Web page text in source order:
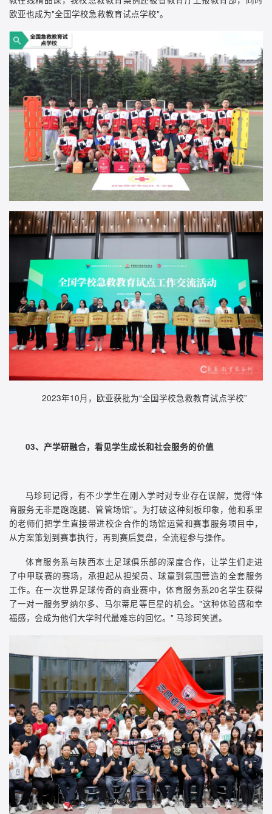
欧亚也成为"全国学校急救教育试点学校"。
2023年10月，欧亚获批为“全国学校急救教育试点学校”
03、产学研融合，看见学生成长和社会服务的价值
马珍珂记得，有不少学生在刚入学时对专业存在误解，觉得“体
育服务无非是跑跑腿、管管场馆”。为打破这种刻板印象，他和系里
的老师们把学生直接带进校企合作的场馆运营和赛事服务项目中，
从方案策划到赛事执行，再到赛后复盘，全流程参与操作。
体育服务系与陕西本土足球俱乐部的深度合作，让学生们走进
了中甲联赛的赛场，承担起从担架员、球童到氛围营造的全套服务
工作。在一次世界足球传奇的商业赛中，体育服务系20名学生获得
了一对一服务罗纳尔多、马尔蒂尼等巨星的机会。"这种体验感和幸
福感，会成为他们大学时代最难忘的回忆。" 马珍珂笑道。